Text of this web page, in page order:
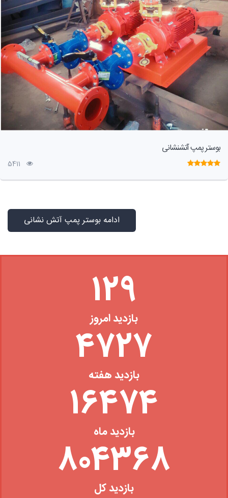
بوستر پمپ آتشنشانی
ادامه بوستر پمپ آتش نشانی
133
بازدید امروز
4890
بازدید هفته
17042
بازدید ماه
832105
بازدید کل